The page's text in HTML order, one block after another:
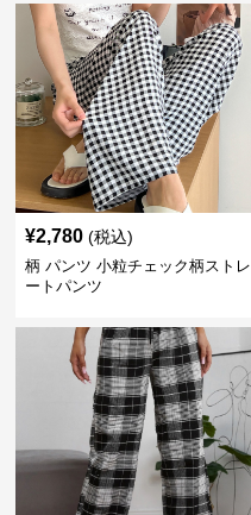
¥2,780 (税込)
柄 パンツ 小粒チェック柄ストレ
ートパンツ